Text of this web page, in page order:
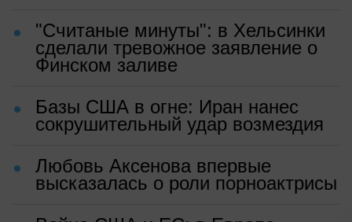
"Считаные минуты": в Хельсинки
сделали тревожное заявление о
Финском заливе
Базы США в огне: Иран нанес
сокрушительный удар возмездия
Любовь Аксенова впервые
высказалась о роли порноактрисы